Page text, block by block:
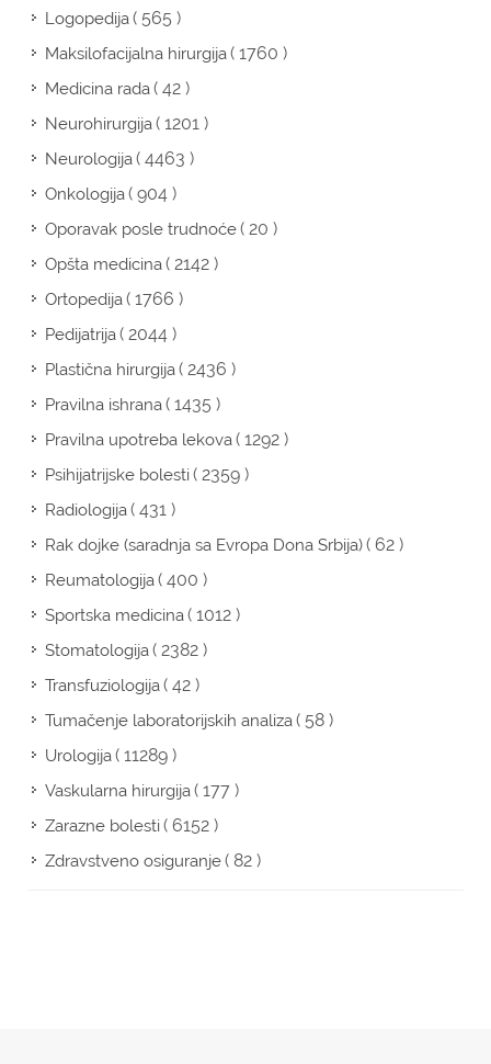
Logopedija( 565 )
Maksilofacijalna hirurgija( 1760 )
Medicina rada( 42 )
Neurohirurgija( 1201 )
Neurologija( 4463 )
Onkologija( 904 )
Oporavak posle trudnoće( 20 )
Opšta medicina( 2142 )
Ortopedija( 1766 )
Pedijatrija( 2044 )
Plastična hirurgija( 2436 )
Pravilna ishrana( 1435 )
Pravilna upotreba lekova( 1292 )
Psihijatrijske bolesti( 2359 )
Radiologija( 431 )
Rak dojke (saradnja sa Evropa Dona Srbija)( 62 )
Reumatologija( 400 )
Sportska medicina( 1012 )
Stomatologija( 2382 )
Transfuziologija( 42 )
Tumačenje laboratorijskih analiza( 58 )
Urologija( 11289 )
Vaskularna hirurgija( 177 )
Zarazne bolesti( 6152 )
Zdravstveno osiguranje( 82 )